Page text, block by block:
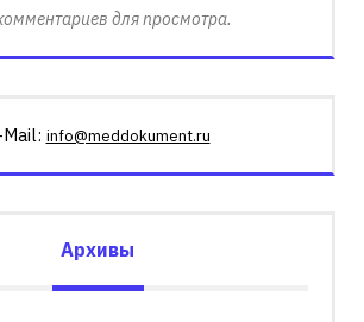
для просмотра.
Mail: info@meddokument.ru
Архивы